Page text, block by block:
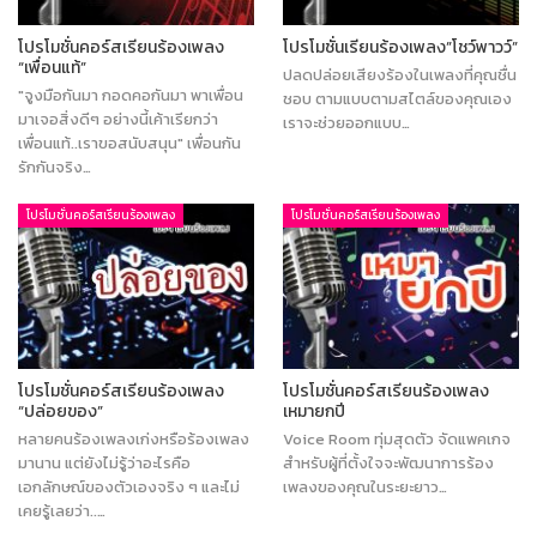
โปรโมชั่นคอร์สเรียนร้องเพลง
“เพื่อนแท้”
"จูงมือกันมา กอดคอกันมา พาเพื่อน
มาเจอสิ่งดีๆ อย่างนี้เค้าเรียกว่า
เพื่อนแท้..เราขอสนับสนุน" เพื่อนกัน
รักกันจริง…
โปรโมชั่นเรียนร้องเพลง”โชว์พาวว์”
ปลดปล่อยเสียงร้องในเพลงที่คุณชื่น
ชอบ ตามแบบตามสไตล์ของคุณเอง
เราจะช่วยออกแบบ…
โปรโมชั่นคอร์สเรียนร้องเพลง
โปรโมชั่นคอร์สเรียนร้องเพลง
“ปล่อยของ”
หลายคนร้องเพลงเก่งหรือร้องเพลง
มานาน แต่ยังไม่รู้ว่าอะไรคือ
เอกลักษณ์ของตัวเองจริง ๆ และไม่
เคยรู้เลยว่า..…
โปรโมชั่นคอร์สเรียนร้องเพลง
โปรโมชั่นคอร์สเรียนร้องเพลง
เหมายกปี
Voice Room ทุ่มสุดตัว จัดแพคเกจ
สำหรับผู้ที่ตั้งใจจะพัฒนาการร้อง
เพลงของคุณในระยะยาว…